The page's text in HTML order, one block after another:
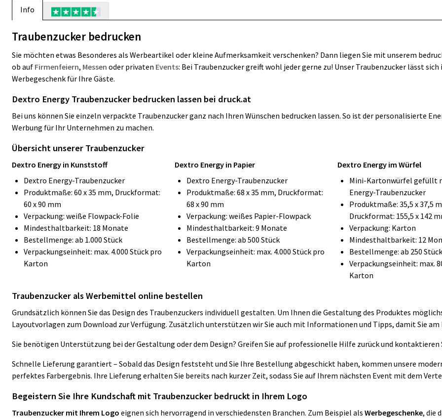
Info
Traubenzucker bedrucken
Sie möchten etwas Besonderes als Werbeartikel oder kleine Aufmerksamkeit verschenken? Dann liegen Sie mit unserem
ob auf Firmenfeiern, Messen oder privaten Events: Bei Traubenzucker greift wohl jeder gerne zu! Unser Traubenzucker lässt
Werbegeschenk für Ihre Gäste.
Dextro Energy Traubenzucker bedrucken lassen bei druck.at
Bei uns können Sie einzeln verpackte Traubenzucker ganz nach Ihren Wünschen bedrucken lassen. So ist der personalisierte
Werbung für Ihr Unternehmen zu machen.
Übersicht unserer Traubenzucker
Dextro Energy in Kunststoff
Dextro Energy-Traubenzucker
Produktmaße: 60 x 35 mm, Druckformat:
60 x 90 mm
Verpackung: weiße Flowpack-Folie
Mindesthaltbarkeit: 18 Monate
Bestellmenge: ab 1.000 Stück
Verpackungseinheit: max. 4.000 Stück pro
Karton
Dextro Energy in Papier
Dextro Energy-Traubenzucker
Produktmaße: 68 x 35 mm, Druckformat:
68 x 90 mm
Verpackung: weißes Papier-Flowpack
Mindesthaltbarkeit: 9 Monate
Bestellmenge: ab 500 Stück
Verpackungseinheit: max. 4.000 Stück pro
Karton
Dextro Energy im Würfel
Mini-Kartonwürfel gefüllt
Energy-Traubenzucker
Produktmaße: 35,5 x 37,5
Druckformat: 155,5 x 142
Verpackung: Karton
Mindesthaltbarkeit: 12
Bestellmenge: ab 250 Stück
Verpackungseinheit: max.
Karton
Traubenzucker als Werbemittel online bestellen
Grundsätzlich können Sie das Design des Traubenzuckers individuell gestalten. Um Ihnen die Gestaltung des Produktes
Layoutvorlagen zum Download zur Verfügung. Zusätzlich unterstützen wir Sie auch mit Informationen und Tipps, damit Sie am
Sie benötigen Unterstützung bei der Gestaltung oder dem Design? Greifen Sie auf professionelle Hilfe zurück und kontaktieren
Schnelle Lieferung garantiert – Sobald das Design feststeht und Sie Ihre Bestellung abgeschickt haben, kommen unsere
perfektes Farbergebnis. Ihre Lieferung erhalten Sie bereits nach kurzer Zeit, sodass Sie auf Ihrem nächsten Event mit dem
Begeistern Sie Ihre Kundschaft mit Traubenzucker bedruckt in Ihrem Logo
Traubenzucker mit Ihrem Logo eignen sich hervorragend in verschiedensten Branchen. Zum Beispiel als Werbegeschenke, die